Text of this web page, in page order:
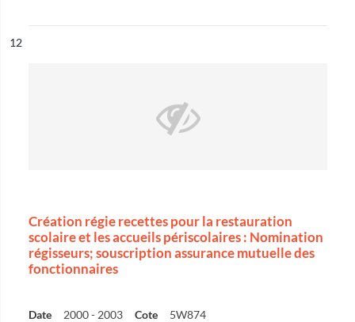
n°
12
Création régie recettes pour la restauration
scolaire et les accueils périscolaires : Nomination
régisseurs; souscription assurance mutuelle des
fonctionnaires
Date 2000 - 2003 Cote 5W874